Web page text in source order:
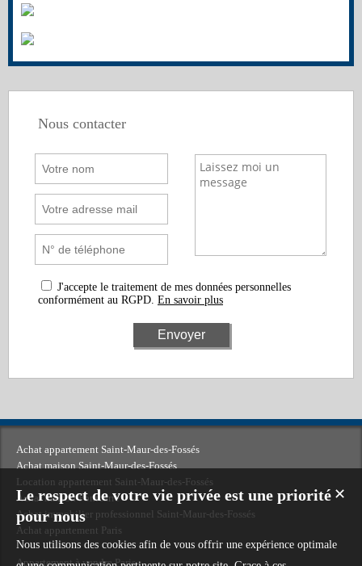
Nous contacter
J'accepte le traitement de mes données personnelles
conformément au RGPD. En savoir plus
Achat appartement Saint-Maur-des-Fossés
Achat maison Saint-Maur-des-Fossés
Location appartement Saint-Maur-des-Fossés
Achat maison Pontcarré
Achat immobilier professionnel Saint-Maur-des-Fossés
Achat appartement Paris
Appartement à vendre Paris
✕
Le respect de votre vie privée est une priorité
pour nous
Nous utilisons des cookies afin de vous offrir une expérience optimale